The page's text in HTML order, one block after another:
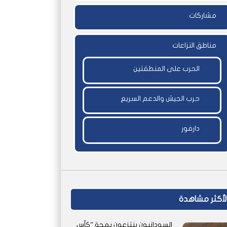
مشاركات
مناطق النزاعات
الحرب على المنطقتين
حرب الجيش والدعم السريع
دارفور
مشاهدة
السودانيون ينتزعون بهجة “كأس